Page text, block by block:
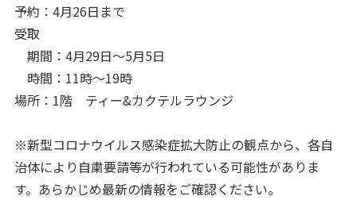
予約：4月26日まで
受取
期間：4月29日～5月5日
時間：11時～19時
場所：1階 ティー&カクテルラウンジ
※新型コロナウイルス感染症拡大防止の観点から、各自
治体により自粛要請等が行われている可能性がありま
す。あらかじめ最新の情報をご確認ください。